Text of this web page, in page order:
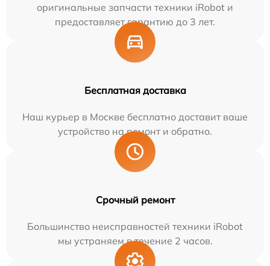
оригинальные запчасти техники iRobot и
предоставляет гарантию до 3 лет.
Бесплатная доставка
Наш курьер в Москве бесплатно доставит ваше
устройство на ремонт и обратно.
Срочный ремонт
Большинство неисправностей техники iRobot
мы устраняем в течение 2 часов.